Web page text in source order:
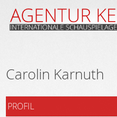
Carolin Karnuth
PROFIL